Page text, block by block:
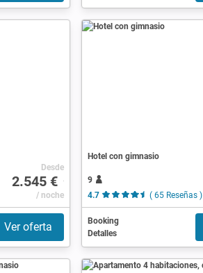
Desde
2.545 €
/ noche
Ver oferta
Hotel con gimnasio
9
4.7
( 65 Reseñas )
Booking
Detalles